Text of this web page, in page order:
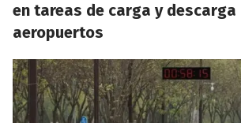
en tareas de carga y descarga
aeropuertos